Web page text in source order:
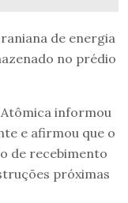
de energia
no prédio
informou
e afirmou que o
de recebimento
próximas